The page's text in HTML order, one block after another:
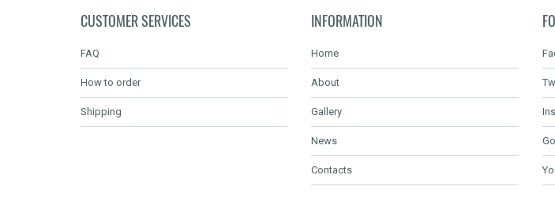
CUSTOMER SERVICES
FAQ
How to order
Shipping
INFORMATION
Home
About
Gallery
News
Contacts